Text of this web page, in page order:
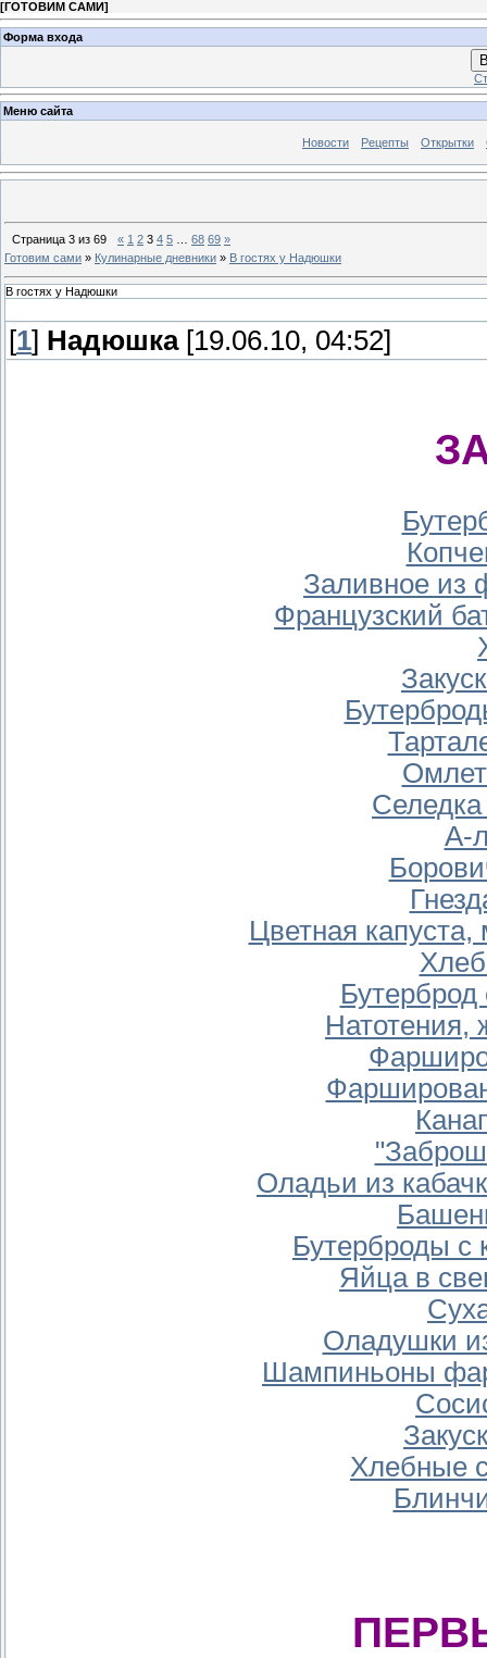
[ГОТОВИМ САМИ]
Форма входа
Меню сайта
Новости Рецепты Открытки
Страница 3 из 69 « 1 2 3 4 5 68 69 »
Готовим сами » Кулинарные дневники » В гостях у Надюшки
В гостях у Надюшки
[1] Надюшка[19.06.10, 04:52]
Заливное из
Французский
А-
Цветная
Натотения,
Оладьи из
Бутерброды с
Яйца в
Оладушки
Шампиньоны
Хлебные